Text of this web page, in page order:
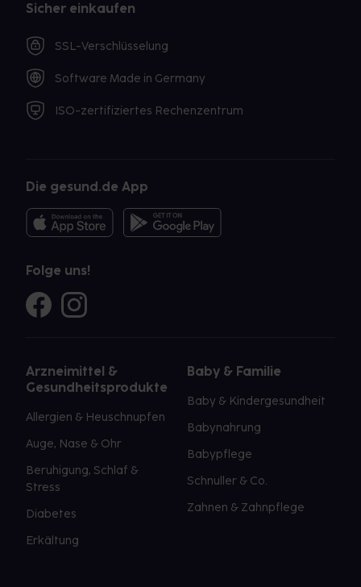
Sicher einkaufen
SSL-Verschlüsselung
Software Made in Germany
ISO-zertifiziertes Rechenzentrum
Die gesund.de App
Folge uns!
Arzneimittel &
Gesundheitsprodukte
Allergien & Heuschnupfen
Auge, Nase & Ohr
Beruhigung, Schlaf &
Stress
Diabetes
Erkältung
Baby & Familie
Baby & Kindergesundheit
Babynahrung
Babypflege
Schnuller & Co.
Zahnen & Zahnpflege